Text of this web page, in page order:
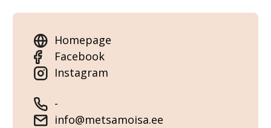
Homepage
Facebook
Instagram
-
info@metsamoisa.ee